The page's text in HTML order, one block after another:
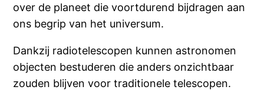
over de planeet die voortdurend bijdragen aan
ons begrip van het universum.
Dankzij radiotelescopen kunnen astronomen
objecten bestuderen die anders onzichtbaar
zouden blijven voor traditionele telescopen.